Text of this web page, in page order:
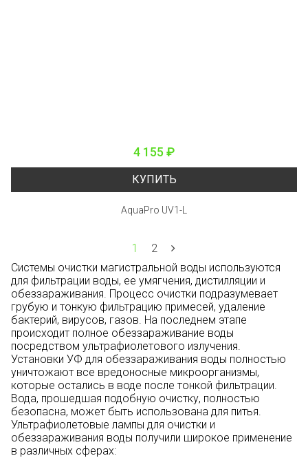
4 155 ₽
КУПИТЬ
AquaPro UV1-L
1
2
Системы очистки магистральной воды используются
для фильтрации воды, ее умягчения, дистилляции и
обеззараживания. Процесс очистки подразумевает
грубую и тонкую фильтрацию примесей, удаление
бактерий, вирусов, газов. На последнем этапе
происходит полное обеззараживание воды
посредством ультрафиолетового излучения.
Установки УФ для обеззараживания воды полностью
уничтожают все вредоносные микроорганизмы,
которые остались в воде после тонкой фильтрации.
Вода, прошедшая подобную очистку, полностью
безопасна, может быть использована для питья.
Ультрафиолетовые лампы для очистки и
обеззараживания воды получили широкое применение
в различных сферах: